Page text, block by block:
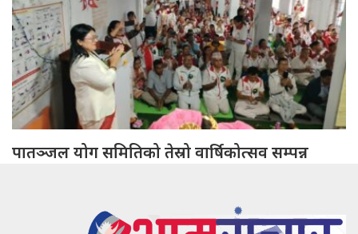
पातञ्जल योग समितिको तेस्रो वार्षिकोत्सव सम्पन्न